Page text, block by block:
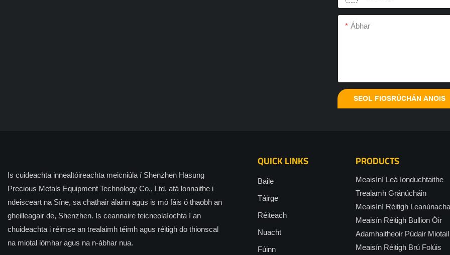
Ábhar
SEOL FIOSRÚCHÁN ANOIS
Is cuideachta innealtóireachta meicniúla í Shenzhen Hasung
Precious Metals Equipment Technology Co., Ltd. atá lonnaithe i
ndeisceart na Síne, sa chathair álainn agus is mó fáis ó thaobh an
gheilleagair de, Shenzhen. Is ceannaire teicneolaíochta í an
chuideachta i réimse an trealaimh téimh agus réitigh do thionscal
na miotal lómhar agus na n-ábhar nua.
QUICK LINKS
Baile
Táirge
Réiteach
Nuacht
Fúinn
PRODUCTS
Meaisíní Leá Ionduchtaithe
Trealamh Gránúcháin
Meaisíní Réitigh Leanúnacha
Meaisín Réitigh Bullion Óir
Adamhaitheoir Púdair Miotail
Meaisín Réitigh Brú Folúis